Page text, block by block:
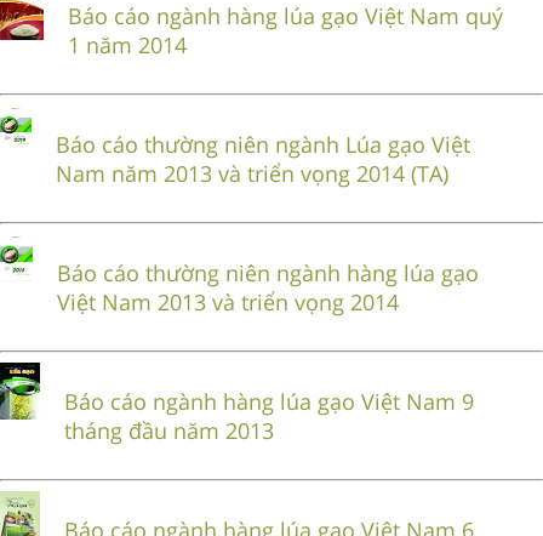
Báo cáo ngành hàng lúa gạo Việt Nam quý
1 năm 2014
Báo cáo thường niên ngành Lúa gạo Việt
Nam năm 2013 và triển vọng 2014 (TA)
Báo cáo thường niên ngành hàng lúa gạo
Việt Nam 2013 và triển vọng 2014
Báo cáo ngành hàng lúa gạo Việt Nam 9
tháng đầu năm 2013
Báo cáo ngành hàng lúa gạo Việt Nam 6